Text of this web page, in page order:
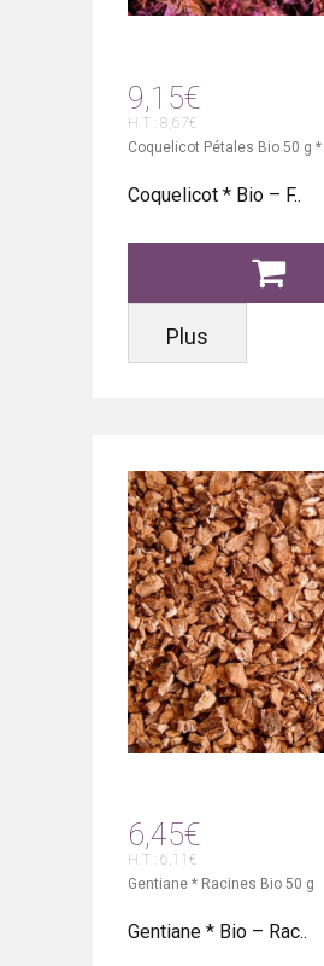
9,15€
H.T : 8,67€
Coquelicot Pétales Bio 50 g *
Coquelicot * Bio – F..
Plus
6,45€
H.T : 6,11€
Gentiane * Racines Bio 50 g
Gentiane * Bio – Rac..